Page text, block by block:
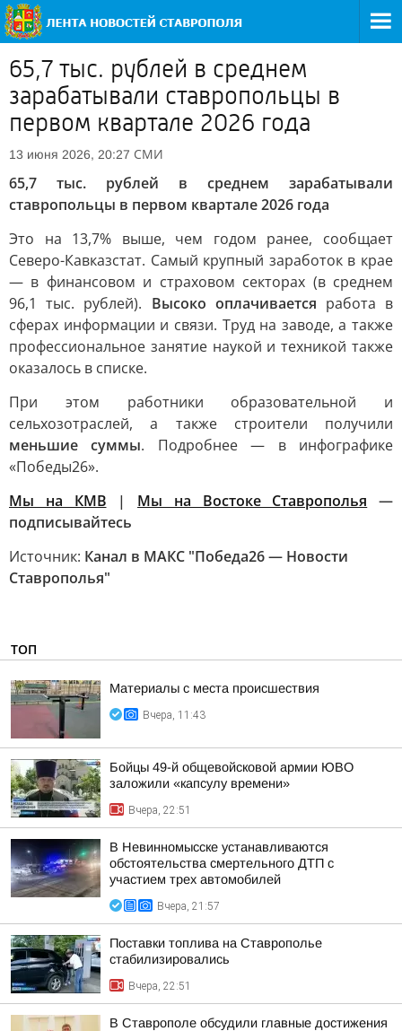
65,7 тыс. рублей в среднем
зарабатывали ставропольцы в
первом квартале 2026 года
13 июня 2026, 20:27 СМИ
65,7 тыс. рублей в среднем зарабатывали
ставропольцы в первом квартале 2026 года
Это на 13,7% выше, чем годом ранее, сообщает
Северо-Кавказстат. Самый крупный заработок в крае
— в финансовом и страховом секторах (в среднем
96,1 тыс. рублей). Высоко оплачивается работа в
сферах информации и связи. Труд на заводе, а также
профессиональное занятие наукой и техникой также
оказалось в списке.
При этом работники образовательной и
сельхозотраслей, а также строители получили
меньшие суммы. Подробнее — в инфографике
«Победы26».
Мы на КМВ | Мы на Востоке Ставрополья —
подписывайтесь
Источник: Канал в МАКС "Победа26 — Новости
Ставрополья"
ТОП
Материалы с места происшествия
Вчера, 11:43
Бойцы 49-й общевойсковой армии ЮВО
заложили «капсулу времени»
Вчера, 22:51
В Невинномысске устанавливаются
обстоятельства смертельного ДТП с
участием трех автомобилей
Вчера, 21:57
Поставки топлива на Ставрополье
стабилизировались
Вчера, 22:51
В Ставрополе обсудили главные достижения